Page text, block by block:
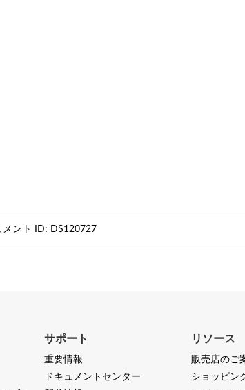
メント ID: DS120727
サポート
重要情報
ドキュメントセンター
リソース
販売店のご
ショッピン